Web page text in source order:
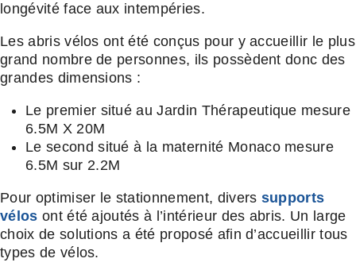
longévité face aux intempéries.
Les abris vélos ont été conçus pour y accueillir le plus
grand nombre de personnes, ils possèdent donc des
grandes dimensions :
Le premier situé au Jardin Thérapeutique mesure
6.5M X 20M
Le second situé à la maternité Monaco mesure
6.5M sur 2.2M
Pour optimiser le stationnement, divers supports
vélos ont été ajoutés à l’intérieur des abris. Un large
choix de solutions a été proposé afin d’accueillir tous
types de vélos.